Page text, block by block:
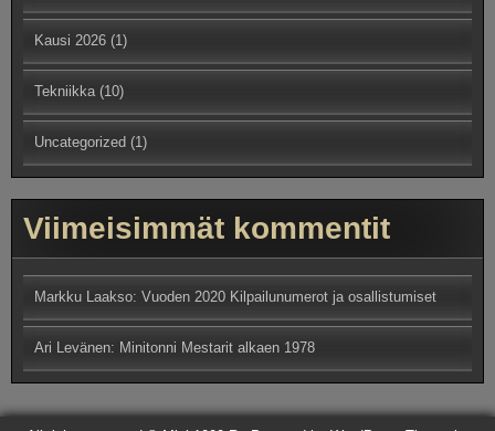
Kausi 2026 (1)
Tekniikka(10)
Uncategorized (1)
Viimeisimmät kommentit
Markku Laakso: Vuoden 2020 Kilpailunumerot ja osallistumiset
Ari Levänen: Minitonni Mestarit alkaen 1978